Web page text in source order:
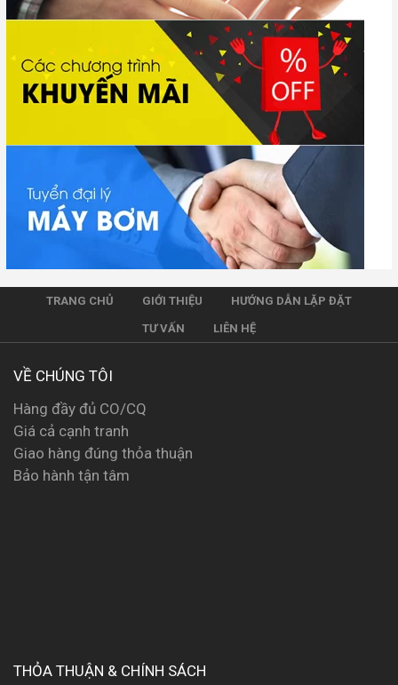
TRANG CHỦ GIỚI THIỆU HƯỚNG DẪN LẶP ĐẶT
TƯ VẤN LIÊN HỆ
VỀ CHÚNG TÔI
Hàng đầy đủ CO/CQ
Giá cả cạnh tranh
Giao hàng đúng thỏa thuận
Bảo hành tận tâm
THỎA THUẬN & CHÍNH SÁCH